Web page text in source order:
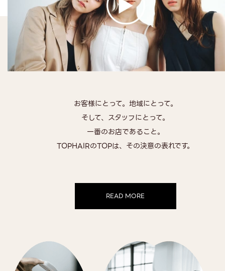
お客様にとって。地域にとって。
そして、スタッフにとって。
一番のお店であること。
TOPHAIRのTOPは、その決意の表れです。
READ MORE